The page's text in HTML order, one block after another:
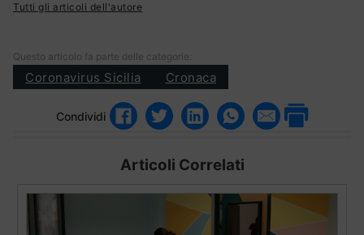
Tutti gli articoli dell'autore
Questo articolo fa parte delle categorie:
Coronavirus Sicilia Cronaca
Condividi
Articoli Correlati